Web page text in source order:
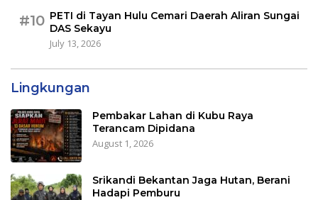
#10 PETI di Tayan Hulu Cemari Daerah Aliran Sungai
DAS Sekayu
July 13, 2026
Lingkungan
Pembakar Lahan di Kubu Raya
Terancam Dipidana
August 1, 2026
Srikandi Bekantan Jaga Hutan, Berani
Hadapi Pemburu